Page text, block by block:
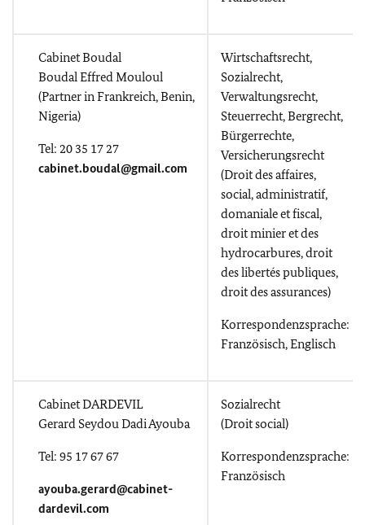
Cabinet Boudal
Boudal Effred Mouloul
(Partner in Frankreich, Benin,
Nigeria)
Tel: 20 35 17 27
cabinet.boudal@gmail.com
Wirtschaftsrecht,
Sozialrecht,
Verwaltungsrecht,
Steuerrecht, Bergrecht,
Bürgerrechte,
Versicherungsrecht
(Droit des affaires,
social, administratif,
domaniale et fiscal,
droit minier et des
hydrocarbures, droit
des libertés publiques,
droit des assurances)
Korrespondenzsprache:
Französisch, Englisch
Cabinet DARDEVIL
Gerard Seydou Dadi Ayouba
Tel: 95 17 67 67
ayouba.gerard@cabinet-
dardevil.com
Sozialrecht
(Droit social)
Korrespondenzsprache:
Französisch